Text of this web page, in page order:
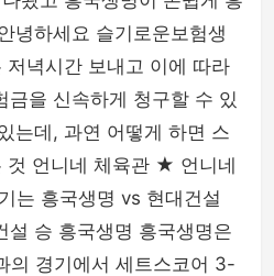
녕하세요 슬기로운보험생
녁시간 보내고 이에 따라
금을 신속하게 청구할 수 있
는데, 과연 어떻게 하면 스
것 언니네 체육관 ★ 언니네
는 흥국생명 vs 현대건설
설 승 흥국생명 흥국생명은
의 경기에서 세트스코어 3-